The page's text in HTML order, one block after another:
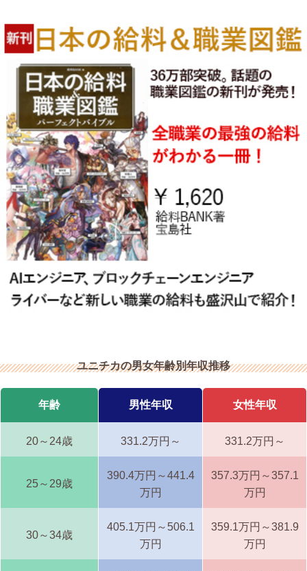
ユニチカの男女年齢別年収推移
年齢 男性年収 女性年収
20～24歳 331.2万円～ 331.2万円～
25～29歳
390.4万円～441.4
万円
357.3万円～357.1
万円
30～34歳
405.1万円～506.1
万円
359.1万円～381.9
万円